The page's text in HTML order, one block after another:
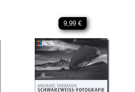
9,99 €